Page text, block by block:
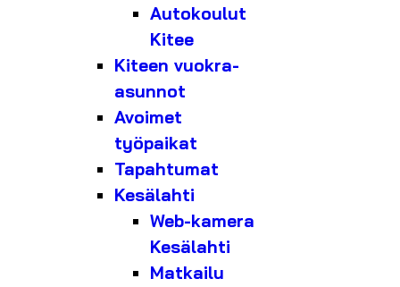
Autokoulut
Kitee
Kiteen vuokra-
asunnot
Avoimet
työpaikat
Tapahtumat
Kesälahti
Web-kamera
Kesälahti
Matkailu